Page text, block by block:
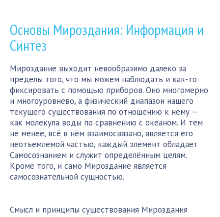
Основы Мироздания: Информация и
Синтез
Мироздание выходит невообразимо далеко за
пределы того, что мы можем наблюдать и как-то
фиксировать с помощью приборов. Оно многомерно
и многоуровнево, а физический диапазон нашего
текущего существования по отношению к нему —
как молекула воды по сравнению с океаном. И тем
не менее, всё в нём взаимосвязано, является его
неотъемлемой частью, каждый элемент обладает
Самосознанием и служит определённым целям.
Кроме того, и само Мироздание является
самосознательной сущностью.
Смысл и принципы существования Мироздания